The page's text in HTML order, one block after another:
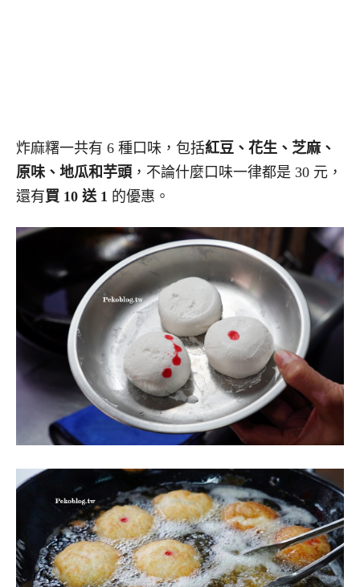
炸麻糬一共有 6 種口味，包括紅豆、 花生、芝麻、
原味、 地瓜和芋頭 ，不論什麼口味一律都是 30 元，
還有買 10 送 1 的優惠。